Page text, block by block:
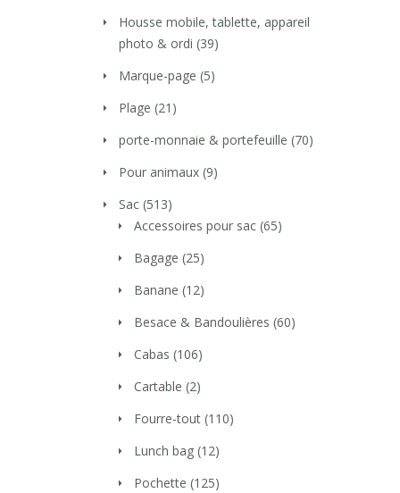
Housse mobile, tablette, appareil
photo & ordi (39)
Marque-page (5)
Plage (21)
porte-monnaie & portefeuille (70)
Pour animaux (9)
Sac (513)
Accessoires pour sac (65)
Bagage (25)
Banane (12)
Besace & Bandoulières (60)
Cabas (106)
Cartable (2)
Fourre-tout (110)
Lunch bag (12)
Pochette (125)